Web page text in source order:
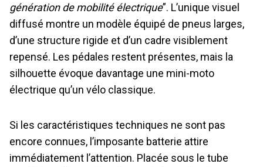
génération de mobilité électrique”. L’unique visuel
diffusé montre un modèle équipé de pneus larges,
d’une structure rigide et d’un cadre visiblement
repensé. Les pédales restent présentes, mais la
silhouette évoque davantage une mini-moto
électrique qu’un vélo classique.
Si les caractéristiques techniques ne sont pas
encore connues, l’imposante batterie attire
immédiatement l’attention. Placée sous le tube